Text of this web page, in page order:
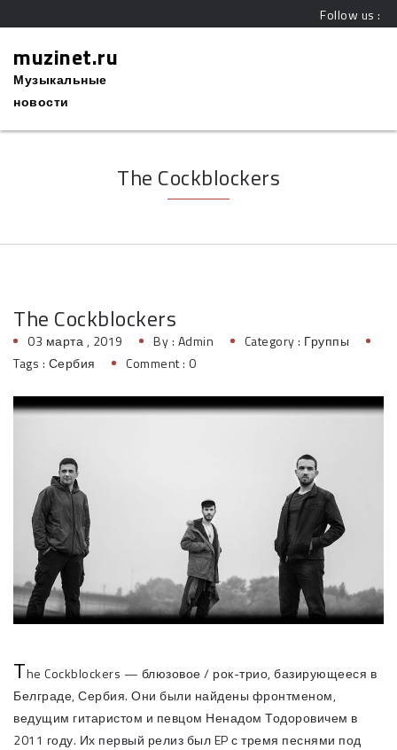
Follow us :
muzinet.ru
Музыкальные
новости
The Cockblockers
The Cockblockers
03 марта , 2019 By : Admin Category : Группы
Tags : Сербия Comment : 0
The Cockblockers — блюзовое / рок-трио, базирующееся в
Белграде, Сербия. Они были найдены фронтменом,
ведущим гитаристом и певцом Ненадом Тодоровичем в
2011 году. Их первый релиз был EP с тремя песнями под